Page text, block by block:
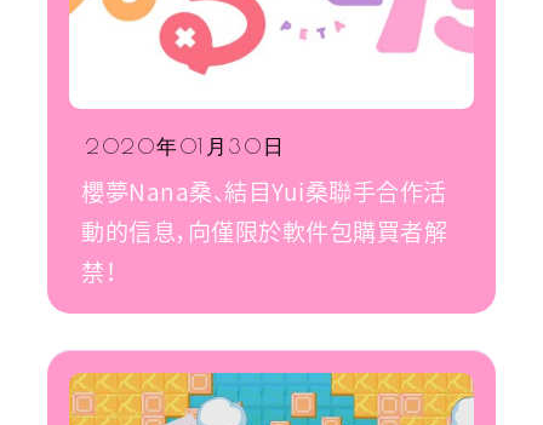
2020年01月30日
櫻夢Nana桑、結目Yui桑聯手合作活
動的信息，向僅限於軟件包購買者解
禁！